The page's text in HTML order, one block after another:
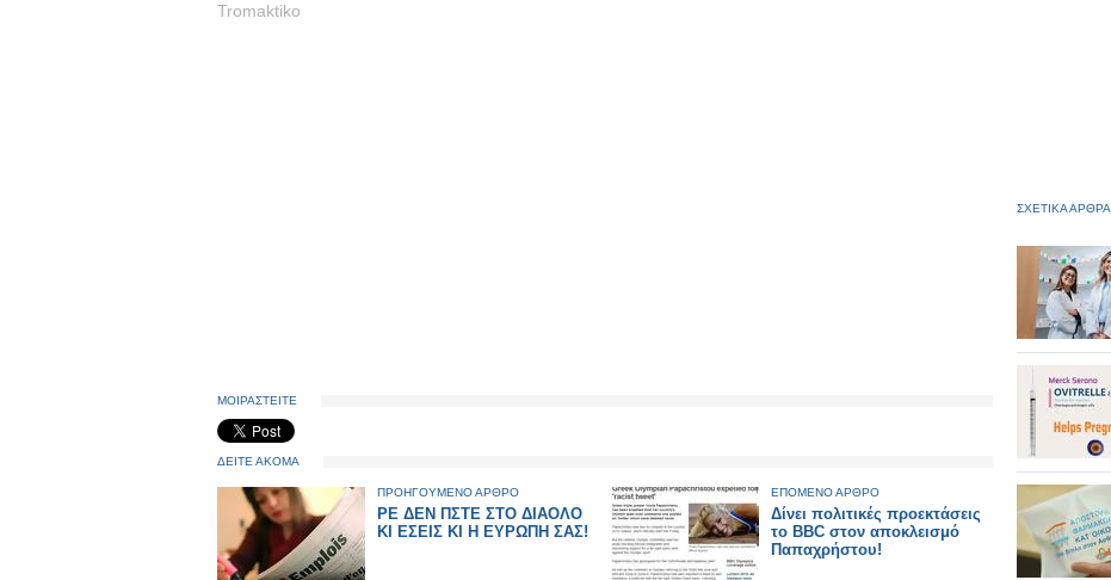
Tromaktiko
ΜΟΙΡΑΣΤΕΙΤΕ
ΔΕΙΤΕ ΑΚΟΜΑ
ΠΡΟΗΓΟΥΜΕΝΟ ΑΡΘΡΟ
ΡΕ ΔΕΝ ΠΣΤΕ ΣΤΟ ΔΙΑΟΛΟ
ΚΙ ΕΣΕΙΣ ΚΙ Η ΕΥΡΩΠΗ ΣΑΣ!
ΕΠΟΜΕΝΟ ΑΡΘΡΟ
Δίνει πολιτικές προεκτάσεις
το ΒΒC στον αποκλεισμό
Παπαχρήστου!
ΣΧΕΤΙΚΑ ΑΡΘΡΑ